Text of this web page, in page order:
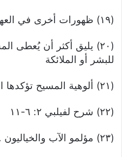
(۱۹) ظهورات أخرى في العهد القديم
(٢٠) يليق أكثر أن يُعطى
للبشر أو الملائكة
(۲۱) ألوهية المسيح تؤكدها الأسفار الإلهية
(۲۲) شرح لفيلبي ٢: ٦-١١
(۲۳) مؤلمو الآب والخياليون .